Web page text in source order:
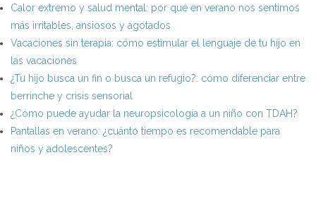
Calor extremo y salud mental: por qué en verano nos sentimos
más irritables, ansiosos y agotados
Vacaciones sin terapia: cómo estimular el lenguaje de tu hijo en
las vacaciones
¿Tu hijo busca un fin o busca un refugio?: cómo diferenciar entre
berrinche y crisis sensorial
¿Cómo puede ayudar la neuropsicología a un niño con TDAH?
Pantallas en verano: ¿cuánto tiempo es recomendable para
niños y adolescentes?